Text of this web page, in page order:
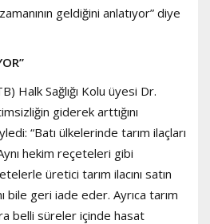
geldiğini anlatıyor” diye
Halk Sağlığı Kolu üyesi Dr.
giderek arttığını
“Batı ülkelerinde tarım ilaçları
hekim reçeteleri gibi
üretici tarım ilacını satın
bile geri iade eder. Ayrıca tarım
belli süreler içinde hasat